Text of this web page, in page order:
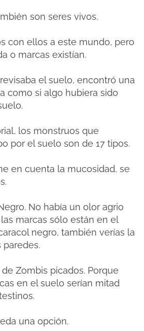
son seres vivos.
con ellos a este mundo, pero
o marcas existían.
el suelo, encontró una
como si algo hubiera sido
los monstruos que
por el suelo son de 17 tipos.
en cuenta la mucosidad, se
No había un olor agrio
marcas sólo están en el
negro, también verías la
paredes.
Zombis picados. Porque
en el suelo serían mitad
una opción.